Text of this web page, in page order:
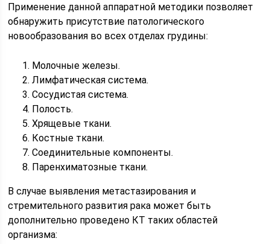
Применение данной аппаратной методики позволяет
обнаружить присутствие патологического
новообразования во всех отделах грудины:
Молочные железы.
Лимфатическая система.
Сосудистая система.
Полость.
Хрящевые ткани.
Костные ткани.
Соединительные компоненты.
Паренхиматозные ткани.
В случае выявления метастазирования и
стремительного развития рака может быть
дополнительно проведено КТ таких областей
организма: